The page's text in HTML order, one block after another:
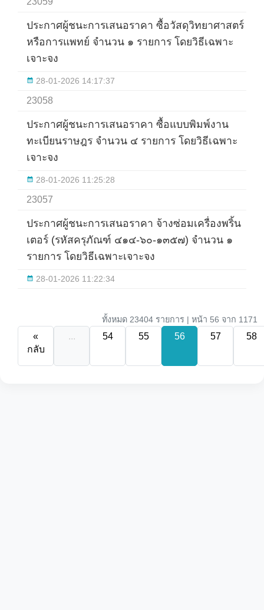
ประกาศผู้ชนะการเสนอราคา ซื้อวัสดุวิทยาศาสตร์
หรือการแพทย์ จำนวน ๑ รายการ โดยวิธีเฉพาะ
เจาะจง
28-01-2026 14:17:37
23058
ประกาศผู้ชนะการเสนอราคา ซื้อแบบพิมพ์งาน
ทะเบียนราษฎร จำนวน ๔ รายการ โดยวิธีเฉพาะ
เจาะจง
28-01-2026 11:25:28
23057
ประกาศผู้ชนะการเสนอราคา จ้างซ่อมเครื่องพริ้น
เตอร์ (รหัสครุภัณฑ์ ๔๑๔-๖๐-๑๓๕๗) จำนวน ๑
รายการ โดยวิธีเฉพาะเจาะจง
28-01-2026 11:22:34
ทั้งหมด 23404 รายการ | หน้า 56 จาก 1171
«
กลับ
... 54 55 56 57 58